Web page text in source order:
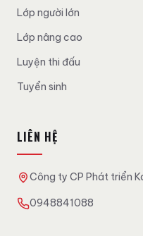
Lớp người lớn
Lớp nâng cao
Luyện thi đấu
Tuyển sinh
LIÊN HỆ
Công ty CP Phát triển
0948841088